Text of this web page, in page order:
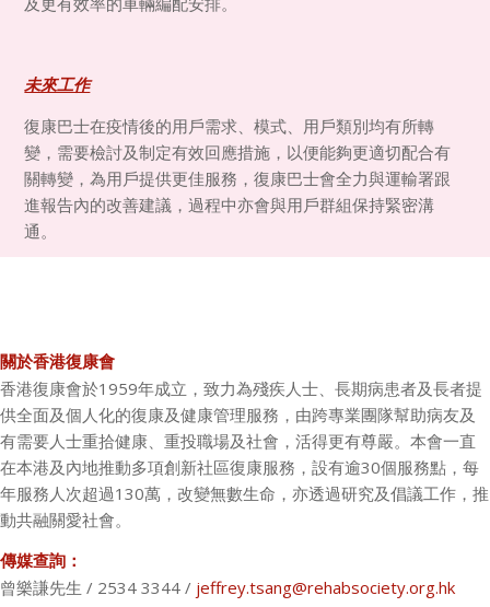
未來工作
復康巴士在疫情後的用戶需求、模式、用戶類別均有所轉
變，需要檢討及制定有效回應措施，以便能夠更適切配合有
關轉變，為用戶提供更佳服務，復康巴士會全力與運輸署跟
進報告內的改善建議，過程中亦會與用戶群組保持緊密溝
通。
關於香港復康會
香港復康會於1959年成立，致力為殘疾人士、長期病患者及長者提
供全面及個人化的復康及健康管理服務，由跨專業團隊幫助病友及
有需要人士重拾健康、重投職場及社會，活得更有尊嚴。本會一直
在本港及內地推動多項創新社區復康服務，設有逾30個服務點，每
年服務人次超過130萬，改變無數生命，亦透過研究及倡議工作，推
動共融關愛社會。
傳媒查詢：
曾樂謙先生 / 2534 3344 / jeffrey.tsang@rehabsociety.org.hk